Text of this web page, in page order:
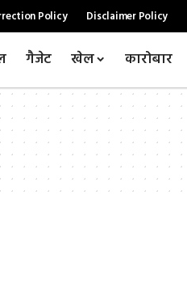
Policy Disclaimer Policy
गैजेट खेल कारोबार